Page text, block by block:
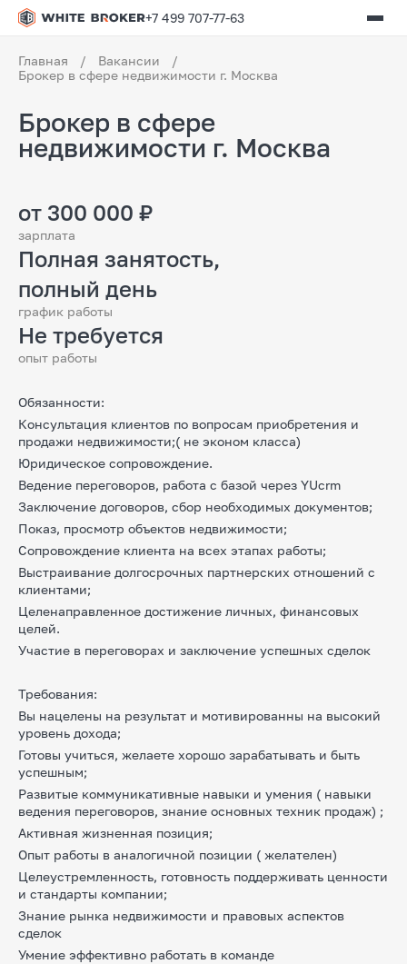
+7 499 707-77-63
Главная / Вакансии
/
Брокер в сфере недвижимости г. Москва
Брокер в сфере
недвижимости г. Москва
от 300 000 ₽
зарплата
Полная занятость,
полный день
график работы
Не требуется
опыт работы
Обязанности:
Консультация клиентов по вопросам приобретения и
продажи недвижимости;( не эконом класса)
Юридическое сопровождение.
Ведение переговоров, работа с базой через YUcrm
Заключение договоров, сбор необходимых документов;
Показ, просмотр объектов недвижимости;
Сопровождение клиента на всех этапах работы;
Выстраивание долгосрочных партнерских отношений с
клиентами;
Целенаправленное достижение личных, финансовых
целей.
Участие в переговорах и заключение успешных сделок
Требования:
Вы нацелены на результат и мотивированны на высокий
уровень дохода;
Готовы учиться, желаете хорошо зарабатывать и быть
успешным;
Развитые коммуникативные навыки и умения ( навыки
ведения переговоров, знание основных техник продаж) ;
Активная жизненная позиция;
Опыт работы в аналогичной позиции ( желателен)
Целеустремленность, готовность поддерживать ценности
и стандарты компании;
Знание рынка недвижимости и правовых аспектов
сделок
Умение эффективно работать в команде